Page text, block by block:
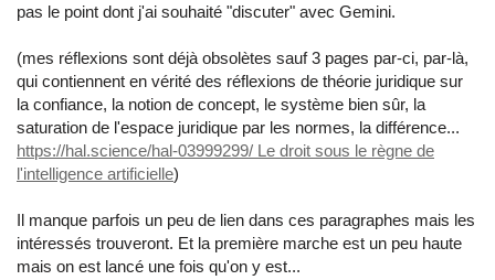
pas le point dont j'ai souhaité "discuter" avec Gemini.
(mes réflexions sont déjà obsolètes sauf 3 pages par-ci, par-là,
qui contiennent en vérité des réflexions de théorie juridique sur
la confiance, la notion de concept, le système bien sûr, la
saturation de l'espace juridique par les normes, la différence...
https://hal.science/hal-03999299/ Le droit sous le règne de
l'intelligence artificielle)
Il manque parfois un peu de lien dans ces paragraphes mais les
intéressés trouveront. Et la première marche est un peu haute
mais on est lancé une fois qu'on y est...